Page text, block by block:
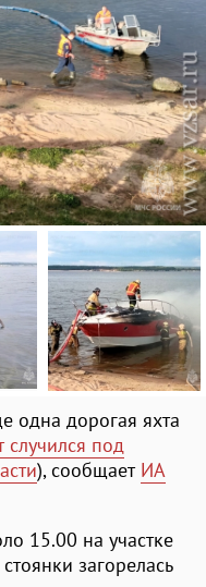
одна дорогая яхта
под
), сообщает ИА
15.00 на участке
загорелась